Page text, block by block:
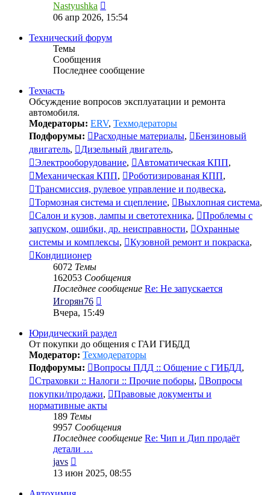
Nastyushka
к
сообщению
06 апр 2026, 15:54
Технический форум
Темы
Сообщения
Последнее сообщение
Техчасть
Обсуждение вопросов эксплуатации и ремонта
автомобиля.
Модераторы: ERV, Техмодераторы
Подфорумы:
Расходные материалы,
Бензиновый
двигатель, Дизельный двигатель,
Электрооборудование, Автоматическая КПП,
Механическая КПП, Роботизированая КПП,
Трансмиссия, рулевое управление и подвеска,
Тормозная система и сцепление, Выхлопная система,
Салон и кузов, лампы и светотехника,
Проблемы с
запуском, ошибки, др. неисправности,
Охранные
системы и комплексы, Кузовной ремонт и покраска,
Кондиционер
6072 Темы
162053 Сообщения
Последнее сообщение Re: Не запускается
Игорян76
к
сообщению
Вчера, 15:49
Юридический раздел
От покупки до общения с ГАИ ГИБДД
Модератор: Техмодераторы
Подфорумы:
Вопросы ПДД :: Общение с ГИБДД,
Страховки :: Налоги :: Прочие поборы,
Вопросы
покупки/продажи,
Правовые документы и
нормативные акты
189 Темы
9957 Сообщения
Последнее сообщение Re: Чип и Дип продаёт
детали …
javs
к
13 июн 2025, 08:55